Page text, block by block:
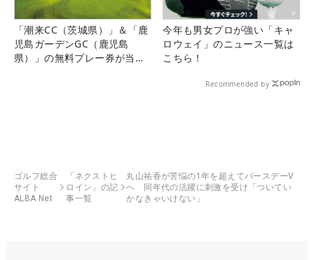
「潮来CC（茨城県）」＆「鹿
児島ガーデンGC（鹿児島
県）」の無料プレー券が当た
今年も男女プロが強い「キャ
ロウェイ」のニュース一覧は
こちら！
Recommended by
ゴルフ総合
サイト
ALBA Net
「ネクストヒ
ロイン」の記
事一覧
丸山祐香が苦悩の1年を超えてバースデーV
へ 同年代の活躍に刺激を受け「ついてい
かなきゃいけない」